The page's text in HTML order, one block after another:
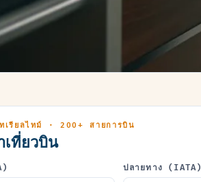
เรียลไทม์ · 200+ สายการบิน
ที่ยวบิน
ปลายทาง (IATA)